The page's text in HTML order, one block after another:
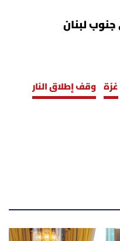
لبنان
غزة وقف إطلاق النار